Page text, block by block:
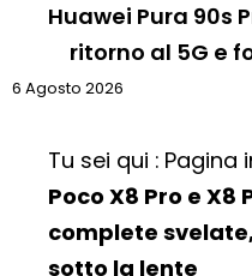
Huawei Pura 90s
ritorno al 5G e
6 Agosto 2026
Tu sei qui : Pagina
Poco X8 Pro e X8
complete
sotto la lente